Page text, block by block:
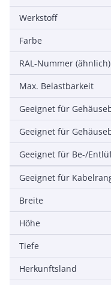
Werkstoff
Farbe
RAL-Nummer (ähnlich)
Max. Belastbarkeit
Breite
Höhe
Tiefe
Herkunftsland